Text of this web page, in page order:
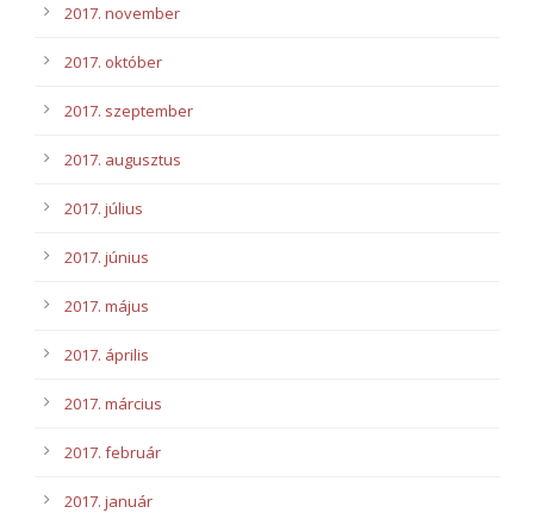
2017. november
2017. október
2017. szeptember
2017. augusztus
2017. július
2017. június
2017. május
2017. április
2017. március
2017. február
2017. január